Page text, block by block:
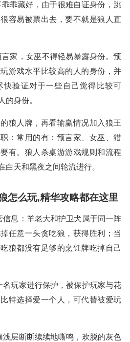
乖藏好，由于很难自证身份，跳
容易被票出去，要不就是狼人直
家，女巫不得轻易暴露身份。预
游戏水平比较高的人的身份，并
快验证对于一些自己觉得比较可
的身份。
狼人牌，再看输赢情况加入狼王
：常用的有：预言家、女巫、猎
有。狼人杀桌游游戏规则和流程
白天和黑夜之间轮流进行。
怎么玩,精华攻略都在这里
信息：羊老大和护卫犬属于同一阵
任意一头贪吃狼，获得胜利；当
狼都没有足够的烹饪牌吃掉自己
名玩家进行保护，被保护玩家与花
特选择爱一个人，可代替被爱玩
层断断续续地嘶鸣，欢脱的灰色